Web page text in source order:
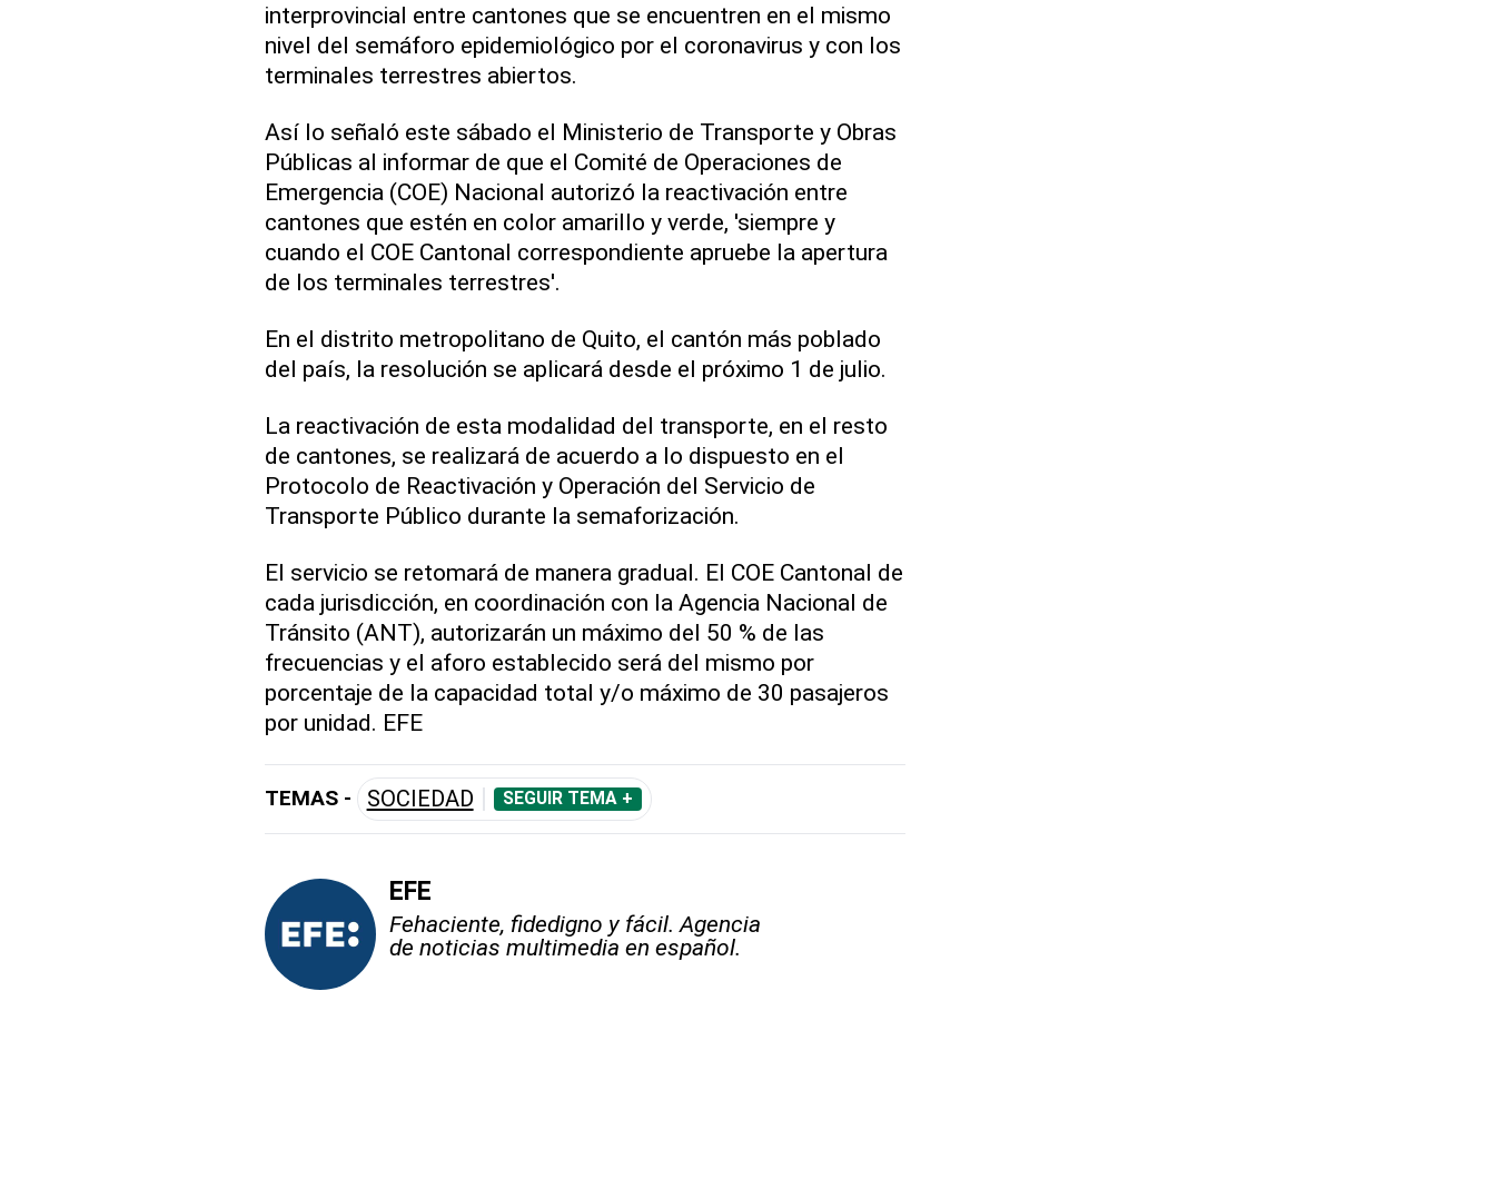
interprovincial entre cantones que se encuentren en el mismo
nivel del semáforo epidemiológico por el coronavirus y con los
terminales terrestres abiertos.
Así lo señaló este sábado el Ministerio de Transporte y Obras
Públicas al informar de que el Comité de Operaciones de
Emergencia (COE) Nacional autorizó la reactivación entre
cantones que estén en color amarillo y verde, 'siempre y
cuando el COE Cantonal correspondiente apruebe la apertura
de los terminales terrestres'.
En el distrito metropolitano de Quito, el cantón más poblado
del país, la resolución se aplicará desde el próximo 1 de julio.
La reactivación de esta modalidad del transporte, en el resto
de cantones, se realizará de acuerdo a lo dispuesto en el
Protocolo de Reactivación y Operación del Servicio de
Transporte Público durante la semaforización.
El servicio se retomará de manera gradual. El COE Cantonal de
cada jurisdicción, en coordinación con la Agencia Nacional de
Tránsito (ANT), autorizarán un máximo del 50 % de las
frecuencias y el aforo establecido será del mismo por
porcentaje de la capacidad total y/o máximo de 30 pasajeros
por unidad. EFE
TEMAS - SOCIEDAD SEGUIR TEMA +
EFE
Fehaciente, fidedigno y fácil. Agencia
de noticias multimedia en español.